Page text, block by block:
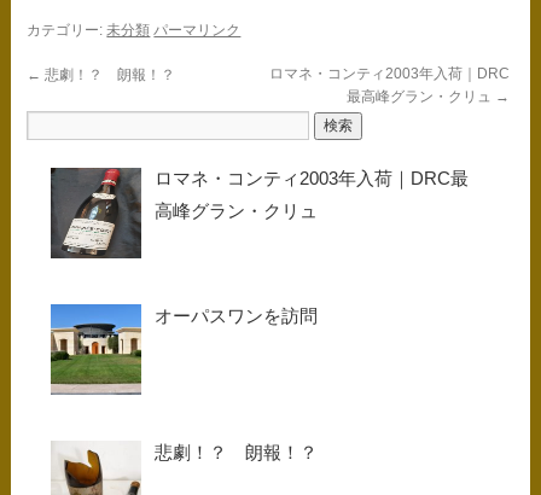
カテゴリー:未分類 パーマリンク
← 悲劇！？ 朗報！？
ロマネ・コンティ2003年入荷｜DRC
最高峰グラン・クリュ →
ロマネ・コンティ2003年入荷｜DRC最
高峰グラン・クリュ
オーパスワンを訪問
悲劇！？ 朗報！？